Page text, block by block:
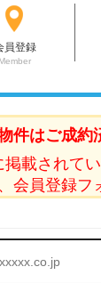
員登録
件はご成約
載されて
会員登録フ